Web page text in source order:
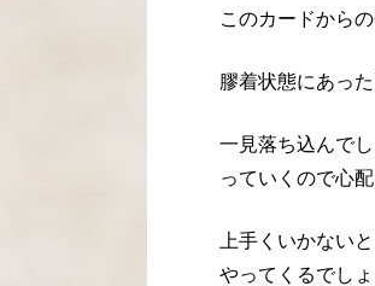
このカードから
膠着状態にあっ
一見落ち込んで
っていくので心
上手くいかない
やってくるでしょ